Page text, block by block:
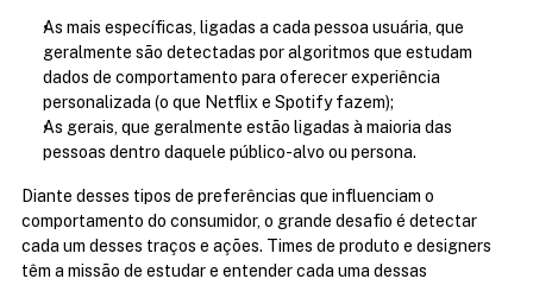
As mais específicas, ligadas a cada pessoa usuária, que
geralmente são detectadas por algoritmos que estudam
dados de comportamento para oferecer experiência
personalizada (o que Netflix e Spotify fazem);
As gerais, que geralmente estão ligadas à maioria das
pessoas dentro daquele público-alvo ou persona.
Diante desses tipos de preferências que influenciam o
comportamento do consumidor, o grande desafio é detectar
cada um desses traços e ações. Times de produto e designers
têm a missão de estudar e entender cada uma dessas